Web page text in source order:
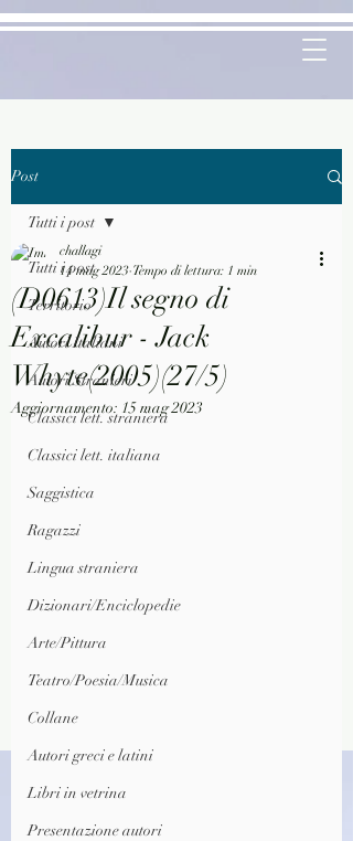
Post
Tutti i post
Territorio
Autori Italiani
Autori Stranieri
Classici lett. straniera
Classici lett. italiana
Saggistica
Ragazzi
Lingua straniera
Dizionari/Enciclopedie
Arte/Pittura
Teatro/Poesia/Musica
Collane
Autori greci e latini
Libri in vetrina
Presentazione autori
Tutti i post
(D0613)Il segno di
Excalibur - Jack
Whyte(2005)(27/5)
challagi
14 mag 2023 Tempo di lettura: 1 min
Aggiornamento: 15 mag 2023